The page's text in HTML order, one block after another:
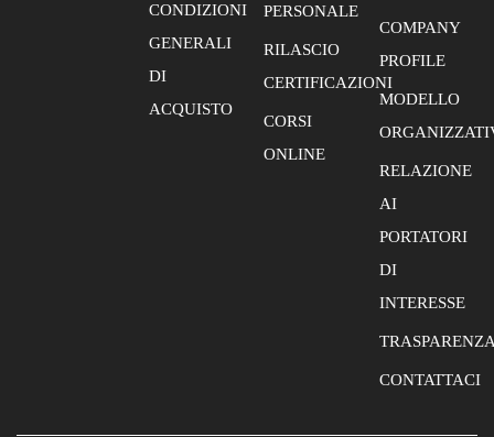
CONDIZIONI
GENERALI
DI
ACQUISTO
PERSONALE
RILASCIO
CERTIFICAZIONI
CORSI
ONLINE
COMPANY
PROFILE
MODELLO
RELAZIONE
AI
PORTATORI
DI
INTERESSE
CONTATTACI